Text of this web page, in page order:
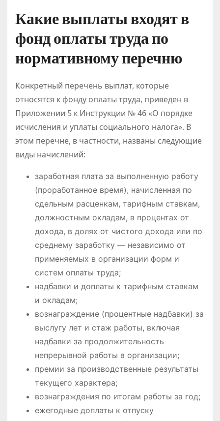
Какие выплаты входят в
фонд оплаты труда по
нормативному перечню
Конкретный перечень выплат, которые
относятся к фонду оплаты труда, приведен в
Приложении 5 к Инструкции № 46 «О порядке
исчисления и уплаты социального налога». В
этом перечне, в частности, названы следующие
виды начислений:
заработная плата за выполненную работу
(проработанное время), начисленная по
сдельным расценкам, тарифным ставкам,
должностным окладам, в процентах от
дохода, в долях от чистого дохода или по
среднему заработку — независимо от
применяемых в организации форм и
систем оплаты труда;
надбавки и доплаты к тарифным ставкам
и окладам;
вознаграждение (процентные надбавки) за
выслугу лет и стаж работы, включая
надбавки за продолжительность
непрерывной работы в организации;
премии за производственные результаты
текущего характера;
вознаграждения по итогам работы за год;
ежегодные доплаты к отпуску